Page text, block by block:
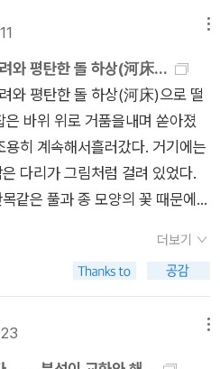
장소를 타는데 책도 그런 면이
시키는 과거 어떤 사건 이후 인
살아가고 있다. 지상을 탈환하려
터 지상을 가져간 존재를 말살하
가야 한다고 생각하는 사람들, 그
(?)를 조금씩 받아들이는 그 존
아포칼립스와 Doomsday 판타
의 이야기라면 '파견자들'은 확실
라마버전도 나쁘지 않지만 LOU
차원적인 문제라면 이 작품은
르겠다. 편집자k의 방송에서 김
SF작가들을 소개하는 바람에 또
와 평탄한 돌 하상(河床...
와 평탄한 돌 하상(河床)으로 떨
바위 위로 거품을내며 쏟아졌
히 계속해서흘러갔다. 거기에는
다리가 그림처럼 걸려 있었다.
같은 풀과 종 모양의 꽃 때문에
기에 띄엄띄엄 혹은 떼를 지어 서
쪽 산비탈에 비스듬하게 뿌리를
한 모습을 드러내고 있었다. 한적
아름답고 외딴 곳을 뒤덮고 있
건너편에 휴식용 벤치가 있는 것
더보기